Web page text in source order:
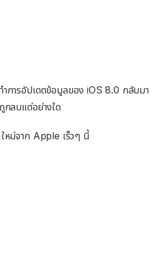
การอัปเดตข้อมูลของ iOS 8.0 กลับมา
กลบแต่อย่างใด
หม่จาก Apple เร็วๆ นี้